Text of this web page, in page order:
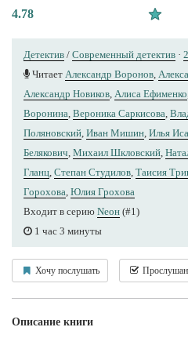
4.78
Детектив / Современный детектив ·
Читает Александр Воронов,
Александр Новиков, Алиса Ефименко
Воронина, Вероника Саркисова,
Поляновский, Иван Мишин, Илья
Белякович, Михаил Шкловский,
Гланц, Степан Студилов, Таисия
Горохова, Юлия Грохова
Входит в серию Nеон (#1)
1 час 3 минуты
Хочу послушать
Описание книги